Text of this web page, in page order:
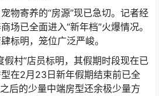
物寄养的“房源”现已急切。记者经
场已全面进入“新年档”火爆情况。
标明，笼位广泛严峻。
假村”店员标明，其假期时段现在已
在2月23日新年假期结束前已全
后的少量中端房型还余极少量方